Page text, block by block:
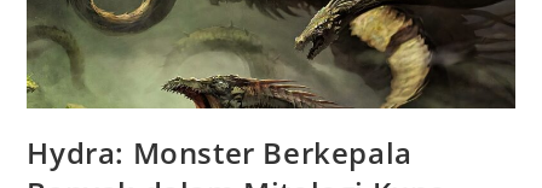
Hydra: Monster Berkepala